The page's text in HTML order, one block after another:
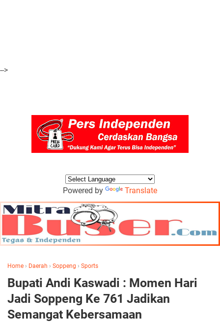
-->
Powered by Translate
Home › Daerah › Soppeng › Sports
Bupati Andi Kaswadi : Momen Hari
Jadi Soppeng Ke 761 Jadikan
Semangat Kebersamaan